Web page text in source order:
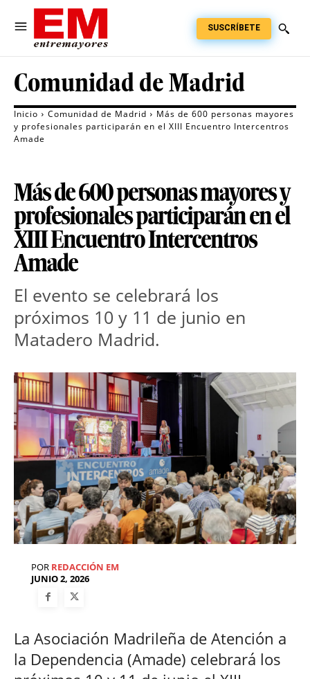
SUSCRÍBETE
Comunidad de Madrid
Inicio Comunidad de Madrid
Más de 600 personas mayores
y profesionales participarán en el XIII Encuentro Intercentros
Amade
Más de 600 personas mayores y
profesionales participarán en el
XIII Encuentro Intercentros
Amade
El evento se celebrará los
próximos 10 y 11 de junio en
Matadero Madrid.
POR REDACCIÓN EM
JUNIO 2, 2026
La Asociación Madrileña de Atención a
la Dependencia (Amade) celebrará los